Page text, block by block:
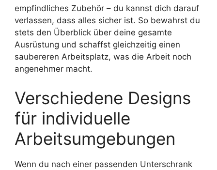
empfindliches Zubehör – du kannst dich darauf
verlassen, dass alles sicher ist. So bewahrst du
stets den Überblick über deine gesamte
Ausrüstung und schaffst gleichzeitig einen
saubereren Arbeitsplatz, was die Arbeit noch
angenehmer macht.
Verschiedene Designs
für individuelle
Arbeitsumgebungen
Wenn du nach einer passenden Unterschrank